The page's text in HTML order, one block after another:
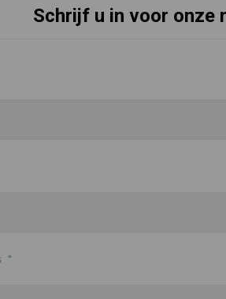
Schrijf u in voor onze
*